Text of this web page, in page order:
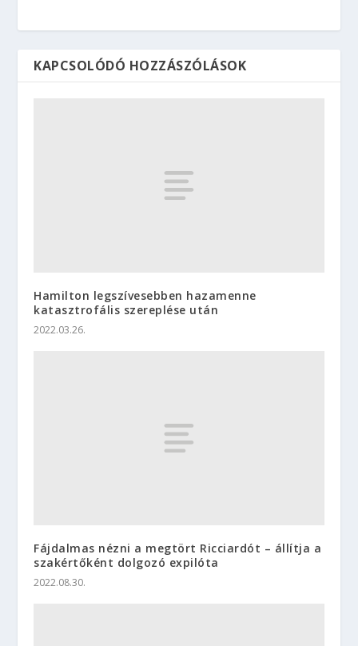
KAPCSOLÓDÓ HOZZÁSZÓLÁSOK
Hamilton legszívesebben hazamenne
katasztrofális szereplése után
2022.03.26.
Fájdalmas nézni a megtört Ricciardót – állítja a
szakértőként dolgozó expilóta
2022.08.30.